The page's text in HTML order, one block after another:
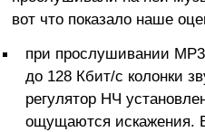
вот что показало наше
при прослушивании
до 128 Кбит/c колонки
регулятор НЧ
ощущаются искажения.